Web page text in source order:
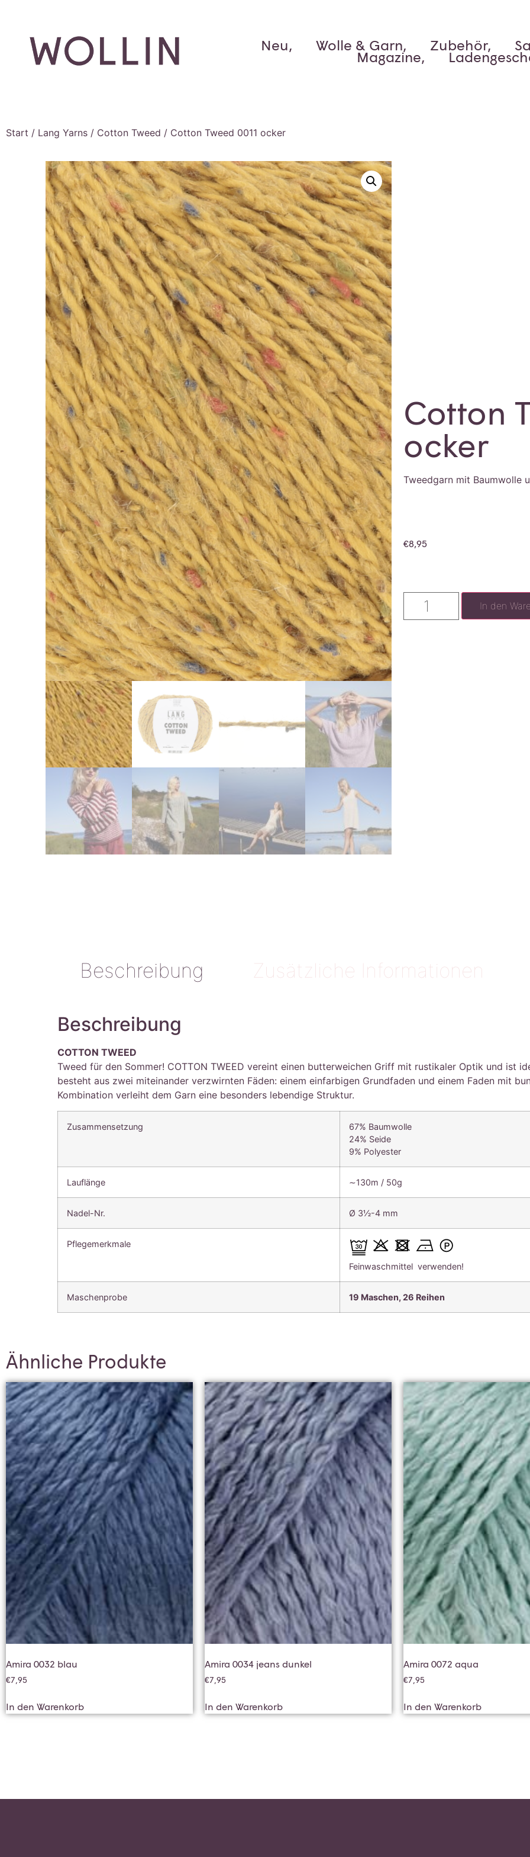
Neu, Wolle & Garn, Zubehör,
Magazine,
Start / Lang Yarns / Cotton Tweed / Cotton Tweed 0011 ocker
Cotton
ocker
Tweedgarn mit Baumwolle
€8,95
In den
Beschreibung Zusätzliche Informationen
Beschreibung
COTTON TWEED
Tweed für den Sommer! COTTON TWEED vereint einen butterweichen Griff mit rustikaler Optik und ist
besteht aus zwei miteinander verzwirnten Fäden: einem einfarbigen Grundfaden und einem Faden mit
Kombination verleiht dem Garn eine besonders lebendige Struktur.
Zusammensetzung
67% Baumwolle
24% Seide
9% Polyester
Lauflänge ∼130m / 50g
Nadel-Nr. Ø 3½-4 mm
Pflegemerkmale
Feinwaschmittel verwenden!
Maschenprobe 19 Maschen, 26 Reihen
Ähnliche Produkte
Amira 0032 blau
€7,95
In den Warenkorb
Amira 0034 jeans dunkel
€7,95
In den Warenkorb
Amira 0072 aqua
€7,95
In den Warenkorb